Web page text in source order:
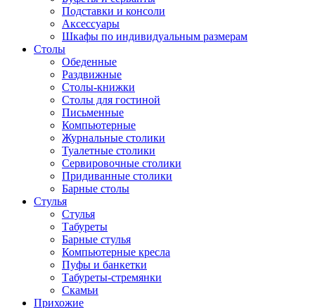
Подставки и консоли
Аксессуары
Шкафы по индивидуальным размерам
Столы
Обеденные
Раздвижные
Столы-книжки
Столы для гостиной
Письменные
Компьютерные
Журнальные столики
Туалетные столики
Сервировочные столики
Придиванные столики
Барные столы
Стулья
Стулья
Табуреты
Барные стулья
Компьютерные кресла
Пуфы и банкетки
Табуреты-стремянки
Скамьи
Прихожие